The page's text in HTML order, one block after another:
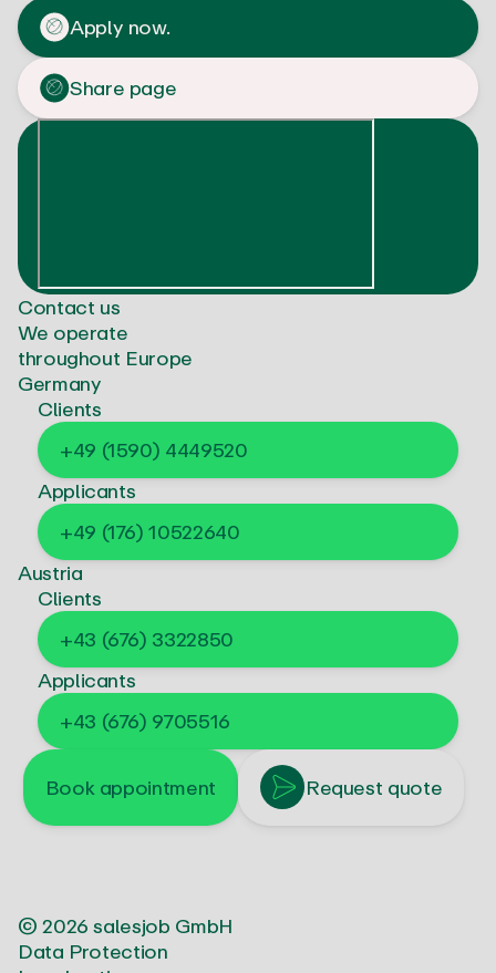
Apply now.
Share page
Contact us
We operate
throughout Europe
Germany
Clients
+49 (1590) 4449520
Applicants
+49 (176) 10522640
Austria
Clients
+43 (676) 3322850
Applicants
+43 (676) 9705516
Book appointment Request quote
© 2026 salesjob GmbH
Data Protection